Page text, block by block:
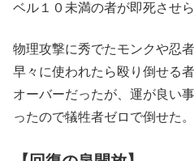
ベル１０未満の者が即死させ
物理攻撃に秀でたモンクや忍
早々に使われたら殴り倒せる
オーバーだったが、運が良い
ったので犠牲者ゼロで倒せた。